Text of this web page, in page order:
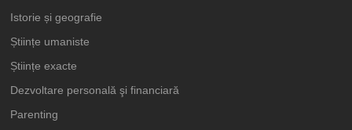
Istorie și geografie
Științe umaniste
Științe exacte
Dezvoltare personală şi financiară
Parenting